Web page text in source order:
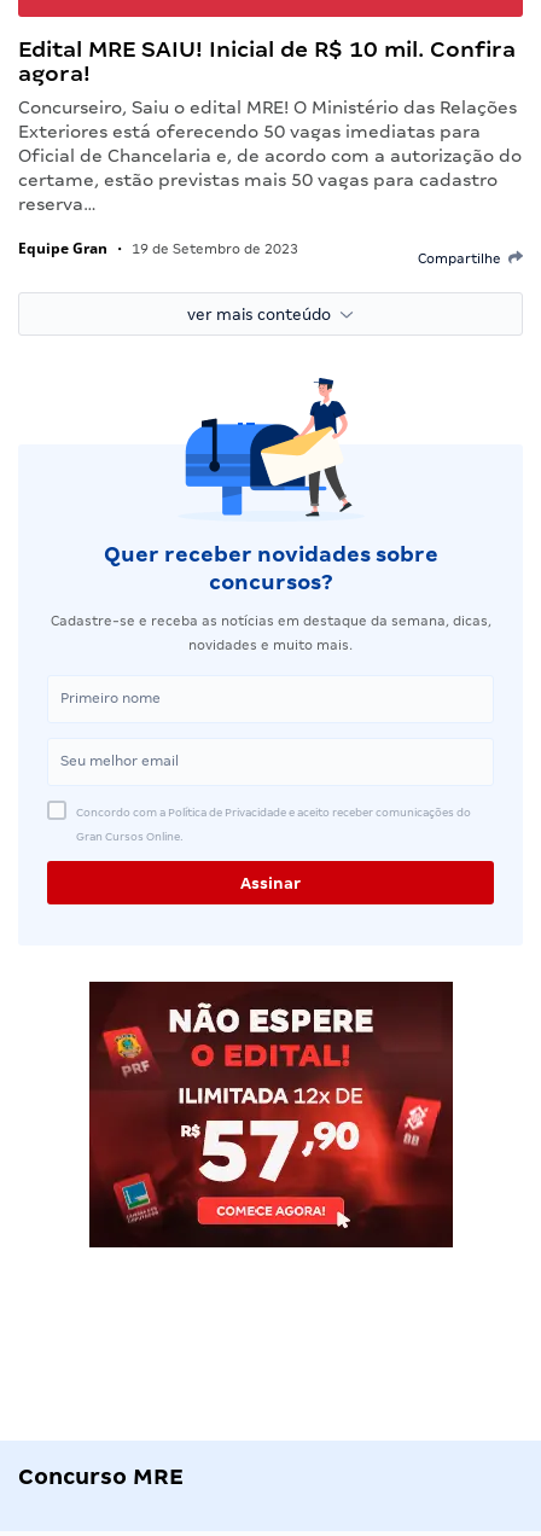
Edital MRE SAIU! Inicial de R$ 10 mil. Confira
agora!
Concurseiro, Saiu o edital MRE! O Ministério das Relações
Exteriores está oferecendo 50 vagas imediatas para
Oficial de Chancelaria e, de acordo com a autorização do
certame, estão previstas mais 50 vagas para cadastro
reserva…
Equipe Gran • 19 de Setembro de 2023
Compartilhe
ver mais conteúdo
Quer receber novidades sobre
concursos?
Cadastre-se e receba as notícias em destaque da semana, dicas,
novidades e muito mais.
Concordo com a Política de Privacidade e aceito receber comunicações do
Gran Cursos Online.
Concurso MRE